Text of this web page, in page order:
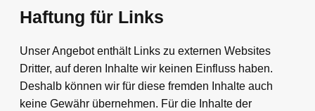
Haftung für Links
Unser Angebot enthält Links zu externen Websites
Dritter, auf deren Inhalte wir keinen Einfluss haben.
Deshalb können wir für diese fremden Inhalte auch
keine Gewähr übernehmen. Für die Inhalte der